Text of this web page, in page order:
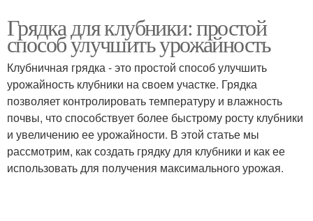
Грядка для клубники: простой
способ улучшить урожайность
Клубничная грядка - это простой способ улучшить
урожайность клубники на своем участке. Грядка
позволяет контролировать температуру и влажность
почвы, что способствует более быстрому росту клубники
и увеличению ее урожайности. В этой статье мы
рассмотрим, как создать грядку для клубники и как ее
использовать для получения максимального урожая.